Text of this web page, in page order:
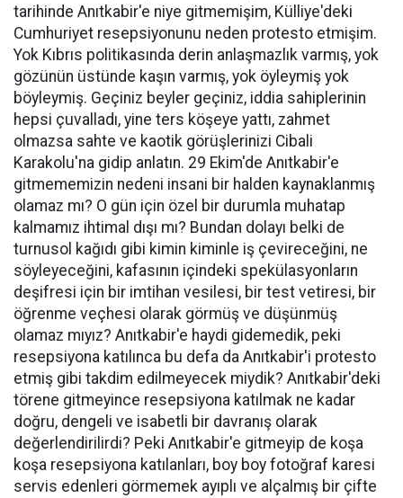
tarihinde Anıtkabir'e niye gitmemişim, Külliye'deki
Cumhuriyet resepsiyonunu neden protesto etmişim.
Yok Kıbrıs politikasında derin anlaşmazlık varmış, yok
gözünün üstünde kaşın varmış, yok öyleymiş yok
böyleymiş. Geçiniz beyler geçiniz, iddia sahiplerinin
hepsi çuvalladı, yine ters köşeye yattı, zahmet
olmazsa sahte ve kaotik görüşlerinizi Cibali
Karakolu'na gidip anlatın. 29 Ekim'de Anıtkabir'e
gitmememizin nedeni insani bir halden kaynaklanmış
olamaz mı? O gün için özel bir durumla muhatap
kalmamız ihtimal dışı mı? Bundan dolayı belki de
turnusol kağıdı gibi kimin kiminle iş çevireceğini, ne
söyleyeceğini, kafasının içindeki spekülasyonların
deşifresi için bir imtihan vesilesi, bir test vetiresi, bir
öğrenme veçhesi olarak görmüş ve düşünmüş
olamaz mıyız? Anıtkabir'e haydi gidemedik, peki
resepsiyona katılınca bu defa da Anıtkabir'i protesto
etmiş gibi takdim edilmeyecek miydik? Anıtkabir'deki
törene gitmeyince resepsiyona katılmak ne kadar
doğru, dengeli ve isabetli bir davranış olarak
değerlendirilirdi? Peki Anıtkabir'e gitmeyip de koşa
koşa resepsiyona katılanları, boy boy fotoğraf karesi
servis edenleri görmemek ayıplı ve alçalmış bir çifte